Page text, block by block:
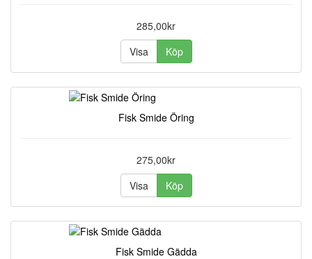
285,00kr
Visa
Köp
Fisk Smide Öring
275,00kr
Visa
Köp
Fisk Smide Gädda